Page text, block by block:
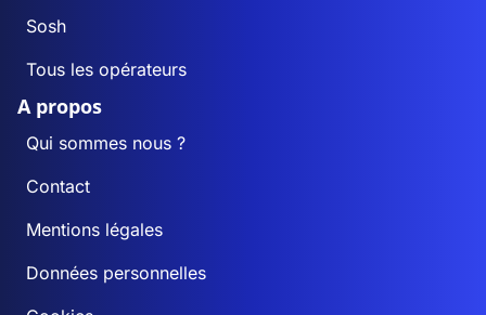
Sosh
Tous les opérateurs
A propos
Qui sommes nous ?
Contact
Mentions légales
Données personnelles